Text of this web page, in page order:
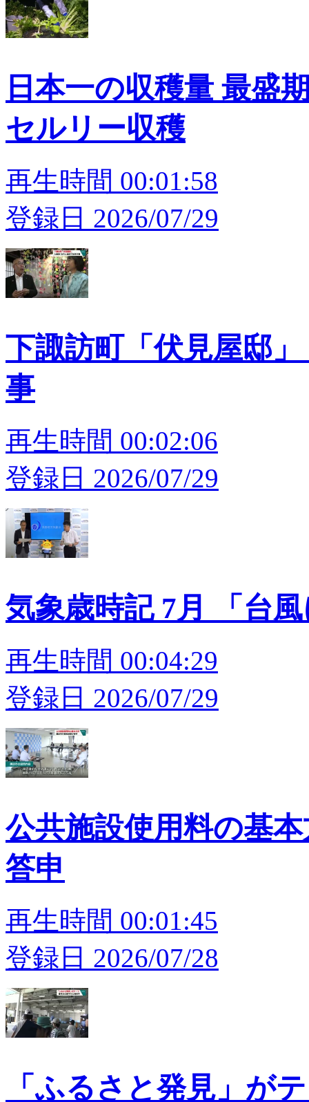
日本一の収穫量 最盛
セルリー収穫
再生時間 00:01:58
登録日 2026/07/29
下諏訪町「伏見屋邸
事
再生時間 00:02:06
登録日 2026/07/29
気象歳時記 7月 「台
再生時間 00:04:29
登録日 2026/07/29
公共施設使用料の基
答申
再生時間 00:01:45
登録日 2026/07/28
「ふるさと発見」が